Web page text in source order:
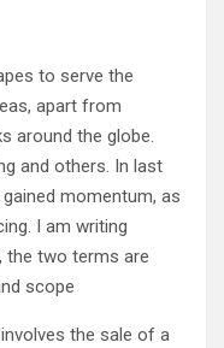
to serve the
apart from
around the globe.
and others. In last
momentum, as
I am writing
the two terms are
scope.
the sale of a